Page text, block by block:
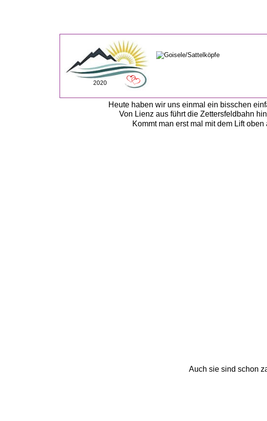
Heute haben wir uns einmal ein bisschen
Von Lienz aus führt die Zettersfeldbahn
Kommt man erst mal mit dem Lift
2020
Auch sie sind schon